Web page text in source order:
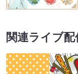
関連ライブ配